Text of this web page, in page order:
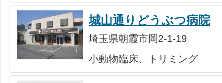
城山通りどうぶつ病院
埼玉県朝霞市岡2-1-19
小動物臨床、トリミング